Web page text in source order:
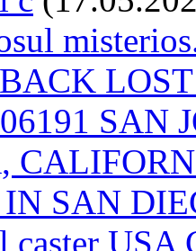
SAN
SAN
caster USA